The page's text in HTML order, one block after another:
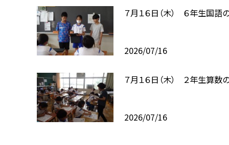
７月１６日（木） ６年生国語
2026/07/16
７月１６日（木） ２年生算数
2026/07/16